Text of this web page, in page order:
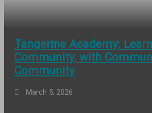
Tangerine Academy:
Community, with
Community
March 5, 2026